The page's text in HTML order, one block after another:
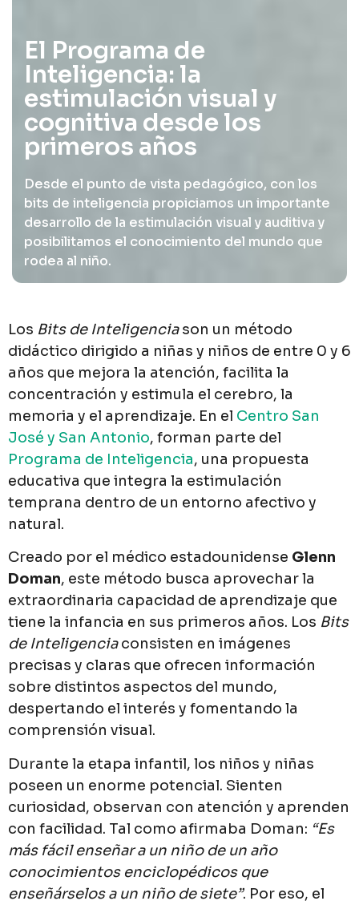
El Programa de
Inteligencia: la
estimulación visual y
cognitiva desde los
primeros años
Desde el punto de vista pedagógico, con los
bits de inteligencia propiciamos un importante
desarrollo de la estimulación visual y auditiva y
posibilitamos el conocimiento del mundo que
rodea al niño.
Los Bits de Inteligenciason un método
didáctico dirigido a niñas y niños de entre 0 y 6
años que mejora la atención, facilita la
concentración y estimula el cerebro, la
memoria y el aprendizaje. En el Centro San
José y San Antonio, forman parte del
Programa de Inteligencia, una propuesta
educativa que integra la estimulación
temprana dentro de un entorno afectivo y
natural.
Creado por el médico estadounidense Glenn
Doman, este método busca aprovechar la
extraordinaria capacidad de aprendizaje que
tiene la infancia en sus primeros años. Los Bits
de Inteligenciaconsisten en imágenes
precisas y claras que ofrecen información
sobre distintos aspectos del mundo,
despertando el interés y fomentando la
comprensión visual.
Durante la etapa infantil, los niños y niñas
poseen un enorme potencial. Sienten
curiosidad, observan con atención y aprenden
con facilidad. Tal como afirmaba Doman: “Es
más fácil enseñar a un niño de un año
conocimientos enciclopédicos que
enseñárselos a un niño de siete”. Por eso, el